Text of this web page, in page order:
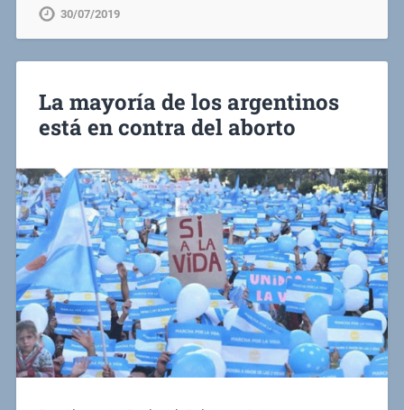
30/07/2019
La mayoría de los argentinos
está en contra del aborto